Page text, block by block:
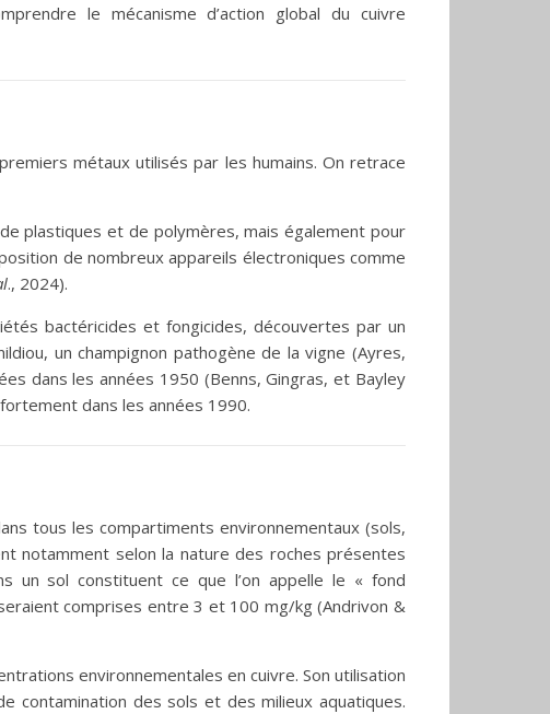
le mécanisme d’action global du cuivre
métaux utilisés par les humains. On retrace
plastiques et de polymères, mais également pour
de nombreux appareils électroniques comme
., 2024).
bactéricides et fongicides, découvertes par un
un champignon pathogène de la vigne (Ayres,
dans les années 1950 (Benns, Gingras, et Bayley
dans les années 1990.
tous les compartiments environnementaux (sols,
notamment selon la nature des roches présentes
un sol constituent ce que l’on appelle le « fond
comprises entre 3 et 100 mg/kg (Andrivon &
environnementales en cuivre. Son utilisation
contamination des sols et des milieux aquatiques.